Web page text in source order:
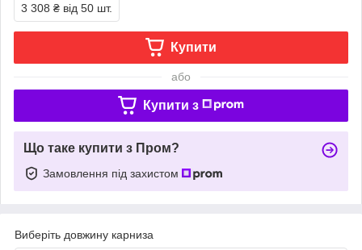
3 308 ₴ від 50 шт.
Купити
або
Купити з
Що таке купити з Пром?
Замовлення під захистом
Виберіть довжину карниза